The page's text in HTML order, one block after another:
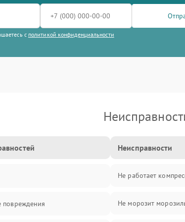
с политикой конфиденциальности
повреждения
Неисправности
Не работает
Не морозит